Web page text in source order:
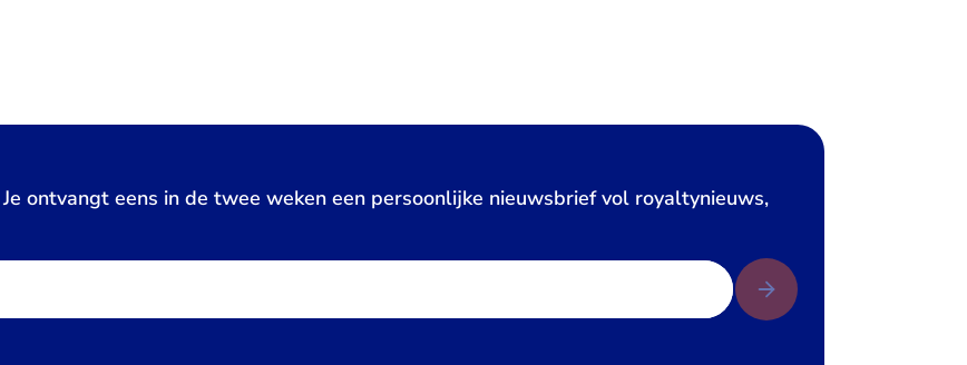
ontvangt eens in de twee weken een persoonlijke nieuwsbrief vol royaltynieuws,